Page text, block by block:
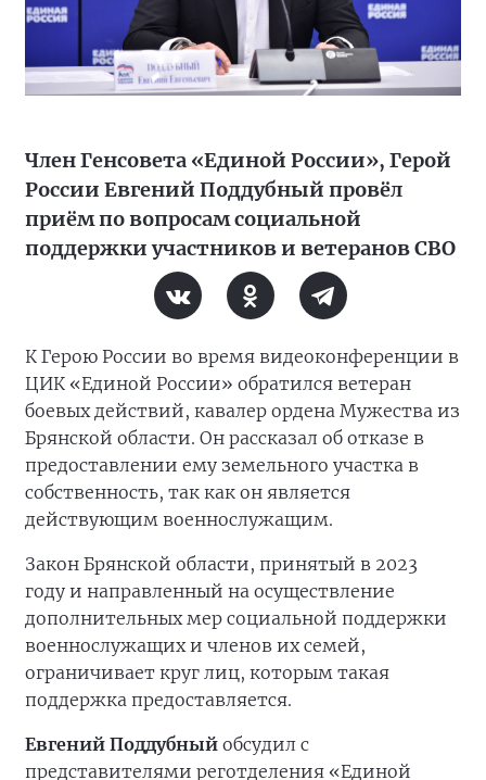
Член Генсовета «Единой России», Герой
России Евгений Поддубный провёл
приём по вопросам социальной
поддержки участников и ветеранов СВО
К Герою России во время видеоконференции в
ЦИК «Единой России» обратился ветеран
боевых действий, кавалер ордена Мужества из
Брянской области. Он рассказал об отказе в
предоставлении ему земельного участка в
собственность, так как он является
действующим военнослужащим.
Закон Брянской области, принятый в 2023
году и направленный на осуществление
дополнительных мер социальной поддержки
военнослужащих и членов их семей,
ограничивает круг лиц, которым такая
поддержка предоставляется.
Евгений Поддубный обсудил с
представителями реготделения «Единой